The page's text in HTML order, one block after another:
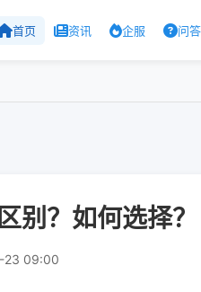
首页 资讯 企服 问答
别？如何选择？
23 09:00